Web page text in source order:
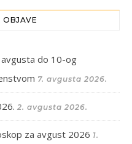
OBJAVE
do 10-og
7. avgusta 2026.
2. avgusta 2026.
za avgust 2026 1.